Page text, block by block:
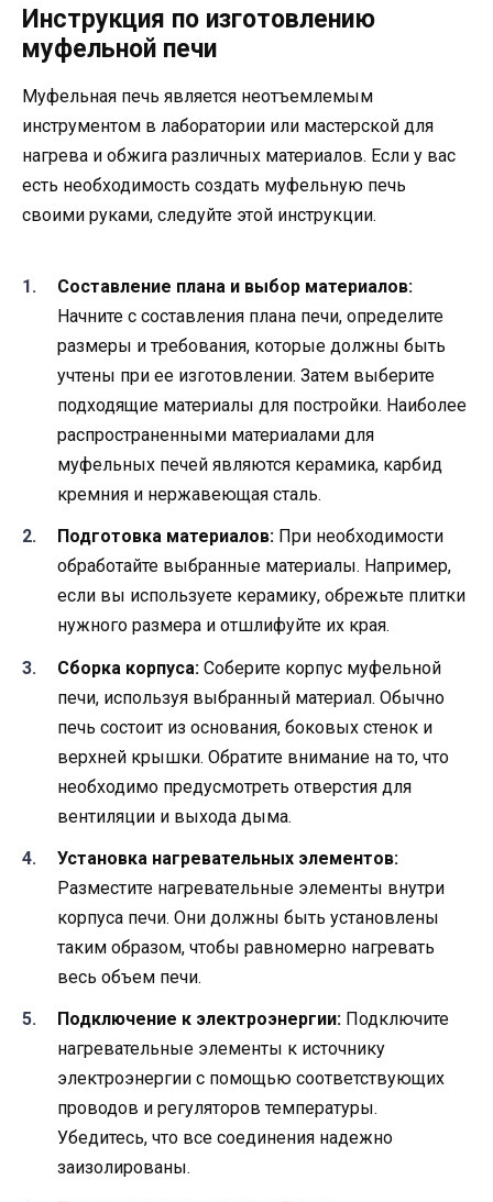
Инструкция по изготовлению
муфельной печи
Муфельная печь является неотъемлемым
инструментом в лаборатории или мастерской для
нагрева и обжига различных материалов. Если у вас
есть необходимость создать муфельную печь
своими руками, следуйте этой инструкции.
Составление плана и выбор материалов:
Начните с составления плана печи, определите
размеры и требования, которые должны быть
учтены при ее изготовлении. Затем выберите
подходящие материалы для постройки. Наиболее
распространенными материалами для
муфельных печей являются керамика, карбид
кремния и нержавеющая сталь.
Подготовка материалов: При необходимости
обработайте выбранные материалы. Например,
если вы используете керамику, обрежьте плитки
нужного размера и отшлифуйте их края.
Сборка корпуса: Соберите корпус муфельной
печи, используя выбранный материал. Обычно
печь состоит из основания, боковых стенок и
верхней крышки. Обратите внимание на то, что
необходимо предусмотреть отверстия для
вентиляции и выхода дыма.
Установка нагревательных элементов:
Разместите нагревательные элементы внутри
корпуса печи. Они должны быть установлены
таким образом, чтобы равномерно нагревать
весь объем печи.
Подключение к электроэнергии: Подключите
нагревательные элементы к источнику
электроэнергии с помощью соответствующих
проводов и регуляторов температуры.
Убедитесь, что все соединения надежно
заизолированы.